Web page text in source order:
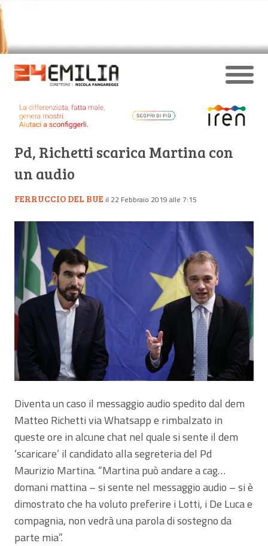
Pd, Richetti scarica Martina con
un audio
FERRUCCIO DEL BUE il 22 Febbraio 2019 alle 7:15
Diventa un caso il messaggio audio spedito dal dem
Matteo Richetti via Whatsapp e rimbalzato in
queste ore in alcune chat nel quale si sente il dem
‘scaricare’ il candidato alla segreteria del Pd
Maurizio Martina. “Martina può andare a cag…
domani mattina – si sente nel messaggio audio – si è
dimostrato che ha voluto preferire i Lotti, i De Luca e
compagnia, non vedrà una parola di sostegno da
parte mia”.